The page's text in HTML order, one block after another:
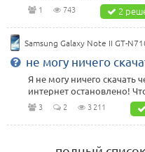
1 743 2
Samsung Galaxy Note II GT-
не могу ничего
Я не могу ничего скачать
интернет остановлено!
3 2 3 211